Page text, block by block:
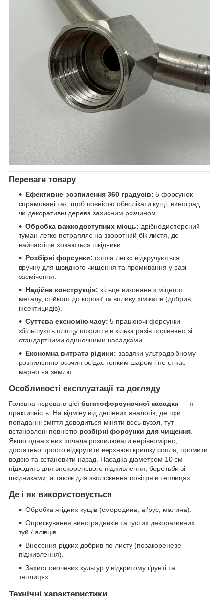
Переваги товару
Ефективне розпилення 360 градусів: 5 форсунок
спрямовані так, щоб повністю обволікати кущі, виноград
чи декоративні дерева захисним розчином.
Обробка важкодоступних місць: дрібнодисперсний
туман легко потрапляє на зворотний бік листя, де
найчастіше ховаються шкідники.
Розбірні форсунки: сопла легко відкручуються
вручну для швидкого чищення та промивання у разі
засмічення.
Надійна конструкція: кільце виконане з міцного
металу, стійкого до корозії та впливу хімікатів (добрив,
інсектицидів).
Суттєва економію часу: 5 працюючі форсунки
збільшують площу покриття в кілька разів порівняно зі
стандартними одиночними насадками.
Економна витрата рідини: завдяки ультрадрібному
розпиленню розчин осідає тонким шаром і не стікає
марно на землю.
Особливості експлуатації та догляду
Головна перевага цієї багатофорсуночної насадки — її
практичність. На відміну від дешевих аналогів, де при
попаданні сміття доводиться міняти весь вузол, тут
встановлені повністю розбірні форсунки для чищення
Якщо одна з них почала розпилювати нерівномірно,
достатньо просто відкрутити верхнюю кришку сопла, промити
водою та встановити назад. Насадка діаметром 10 см
підходить для внекореневого підживлення, боротьби зі
шкідниками, а також для зволоження повітря в теплицях.
Де і як використовується
Обробка ягідних кущів (смородина, аґрус, малина).
Оприскування виноградників та густих декоративних
туй / ялівців.
Внесення рідких добрив по листу (позакореневе
підживлення).
Захист овочевих культур у відкритому ґрунті та
теплицях.
Технічні характеристики